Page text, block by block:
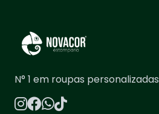
N° 1 em roupas personalizadas